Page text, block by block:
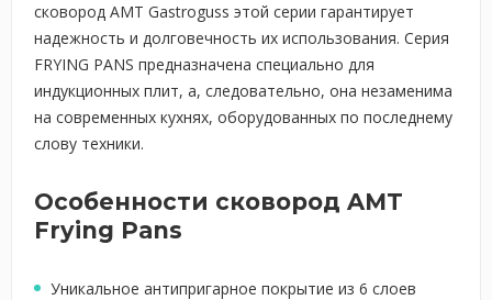
сковород AMT Gastroguss этой серии гарантирует
надежность и долговечность их использования. Серия
FRYING PANS предназначена специально для
индукционных плит, а, следовательно, она незаменима
на современных кухнях, оборудованных по последнему
слову техники.
Особенности сковород AMT
Frying Pans
Уникальное антипригарное покрытие из 6 слоев